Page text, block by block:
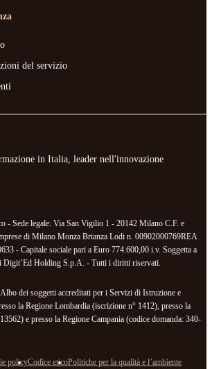
del servizio
in Italia, leader nell'innovazione
- Sede legale: Via San Vigilio 1 - 20142 Milano C.F. e
di Milano Monza Brianza Lodi n. 00902000769REA
- Capitale sociale pari a Euro 774.600,00 i.v. Soggetta a
Digit’Ed Holding S.p.A. - Tutti i diritti riservati.
dei soggetti accreditati per i Servizi di Istruzione e
la Regione Lombardia (iscrizione n° 1412), presso la
e presso la Regione Campania (codice domanda: 340-
policyCodice eticoPolitiche per la qualità e l’ambiente